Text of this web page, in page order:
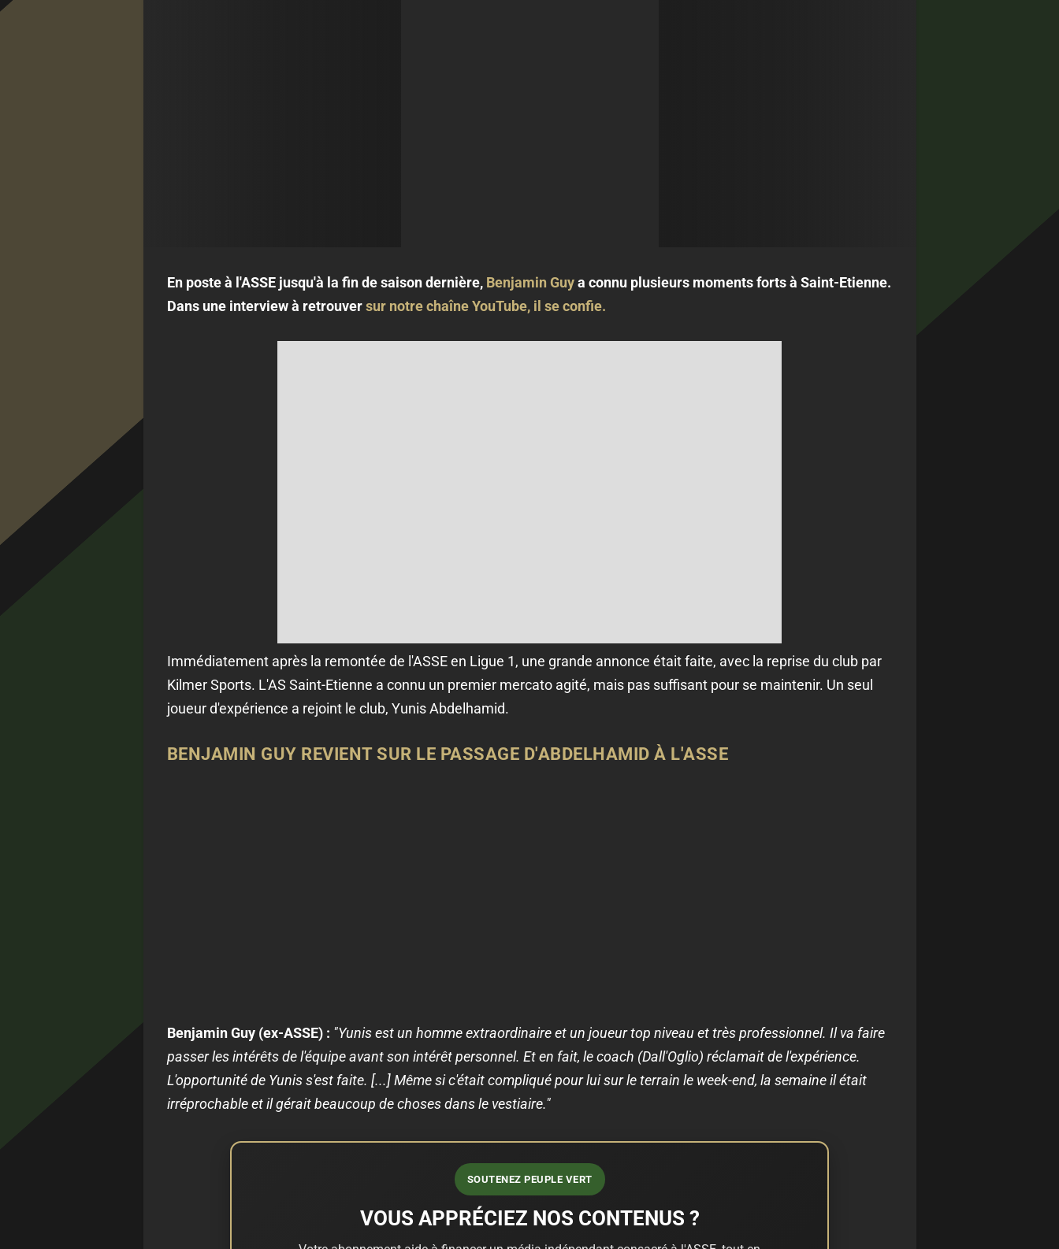
En poste à l'ASSE jusqu'à la fin de saison dernière,Benjamin Guya connu plusieurs moments forts à Saint-Etienne.
Dans une interview à retrouversur notre chaîne YouTube, il se confie.
Immédiatement après la remontée de l'ASSE en Ligue 1, une grande annonce était faite, avec la reprise du club par
Kilmer Sports. L'AS Saint-Etienne a connu un premier mercato agité, mais pas suffisant pour se maintenir. Un seul
joueur d'expérience a rejoint le club, Yunis Abdelhamid.
BENJAMIN GUY REVIENT SUR LE PASSAGE D'ABDELHAMID À L'ASSE
Benjamin Guy (ex-ASSE) : "Yunis est un homme extraordinaire et un joueur top niveau et très professionnel. Il va faire
passer les intérêts de l'équipe avant son intérêt personnel. Et en fait, le coach (Dall'Oglio) réclamait de l'expérience.
L'opportunité de Yunis s'est faite. [...] Même si c'était compliqué pour lui sur le terrain le week-end, la semaine il était
irréprochable et il gérait beaucoup de choses dans le vestiaire."
SOUTENEZ PEUPLE VERT
VOUS APPRÉCIEZ NOS CONTENUS ?